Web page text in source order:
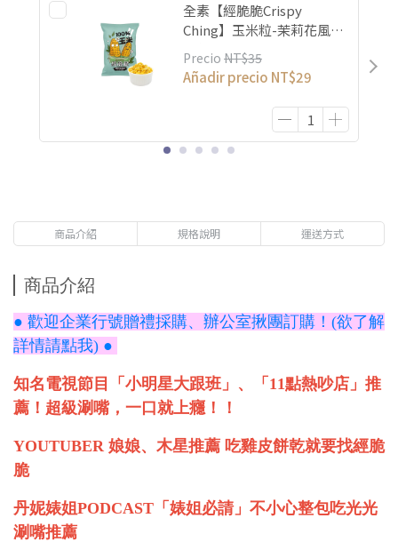
全素【經脆脆Crispy
Ching】玉米粒-茉莉花風味
單包入
Precio NT$35
Añadir precio NT$29
商品介紹 規格說明 運送方式
商品介紹
● 歡迎企業行號贈禮採購、辦公室揪團訂購！(欲了解
詳情請點我) ●
知名電視節目「小明星大跟班」、「11點熱吵店」推
薦！超級涮嘴，一口就上癮！！
YOUTUBER 娘娘、木星推薦 吃雞皮餅乾就要找經脆
脆
丹妮婊姐PODCAST「婊姐必請」不小心整包吃光光
涮嘴推薦